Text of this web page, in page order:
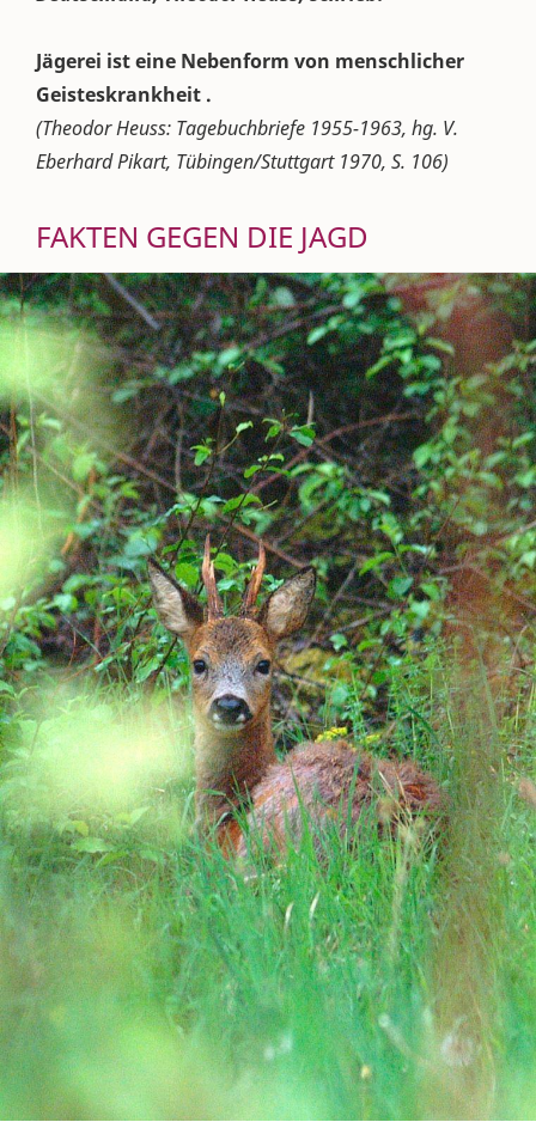
Jägerei ist eine Nebenform von menschlicher
Geisteskrankheit .
(Theodor Heuss: Tagebuchbriefe 1955-1963, hg. V.
Eberhard Pikart, Tübingen/Stuttgart 1970, S. 106)
FAKTEN GEGEN DIE JAGD